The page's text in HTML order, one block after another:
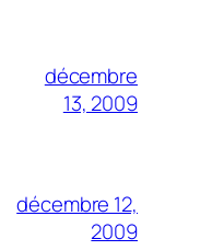
décembre
13, 2009
décembre 12,
2009